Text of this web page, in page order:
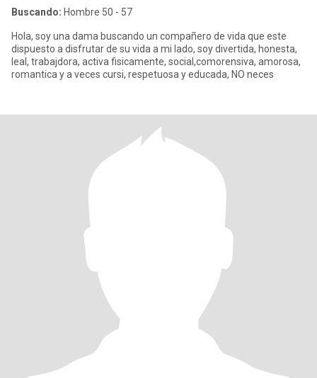
Buscando: Hombre 50 - 57
Hola, soy una dama buscando un compañero de vida que este
dispuesto a disfrutar de su vida a mi lado, soy divertida, honesta,
leal, trabajdora, activa fisicamente, social,comorensiva, amorosa,
romantica y a veces cursi, respetuosa y educada, NO neces